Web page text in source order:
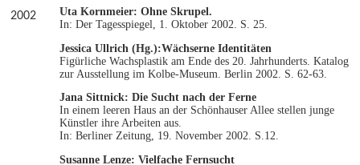
2002 Uta Kornmeier: Ohne Skrupel.
In: Der Tagesspiegel, 1. Oktober 2002. S. 25.
Jessica Ullrich (Hg.):Wächserne Identitäten
Figürliche Wachsplastik am Ende des 20. Jahrhunderts. Katalog
zur Ausstellung im Kolbe-Museum. Berlin 2002. S. 62-63.
Jana Sittnick: Die Sucht nach der Ferne
In einem leeren Haus an der Schönhauser Allee stellen junge
Künstler ihre Arbeiten aus.
In: Berliner Zeitung, 19. November 2002. S.12.
Susanne Lenze: Vielfache Fernsucht